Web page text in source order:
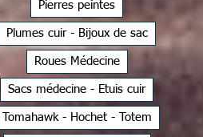
Pierres peintes
Plumes cuir - Bijoux de sac
Roues Médecine
Sacs médecine - Etuis cuir
Tomahawk - Hochet - Totem